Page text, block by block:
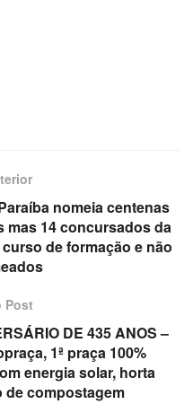
nomeia centenas
mas 14 concursados da
de formação e não
Post
DE 435 ANOS –
1ª praça 100%
energia solar, horta
de compostagem